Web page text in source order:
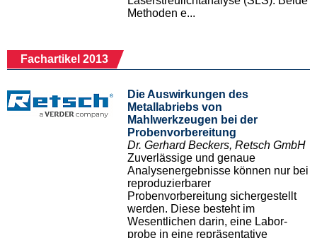
Methoden e...
Fachartikel 2013
Die Auswirkungen des
Metallabriebs von
Mahlwerkzeugen bei der
Probenvorbereitung
Dr. Gerhard Beckers, Retsch GmbH
Zuverlässige und genaue
Analysenergebnisse können nur bei
reproduzierbarer
Probenvorbereitung sichergestellt
werden. Diese besteht im
Wesentlichen darin, eine Labor-
probe in eine repräsentative